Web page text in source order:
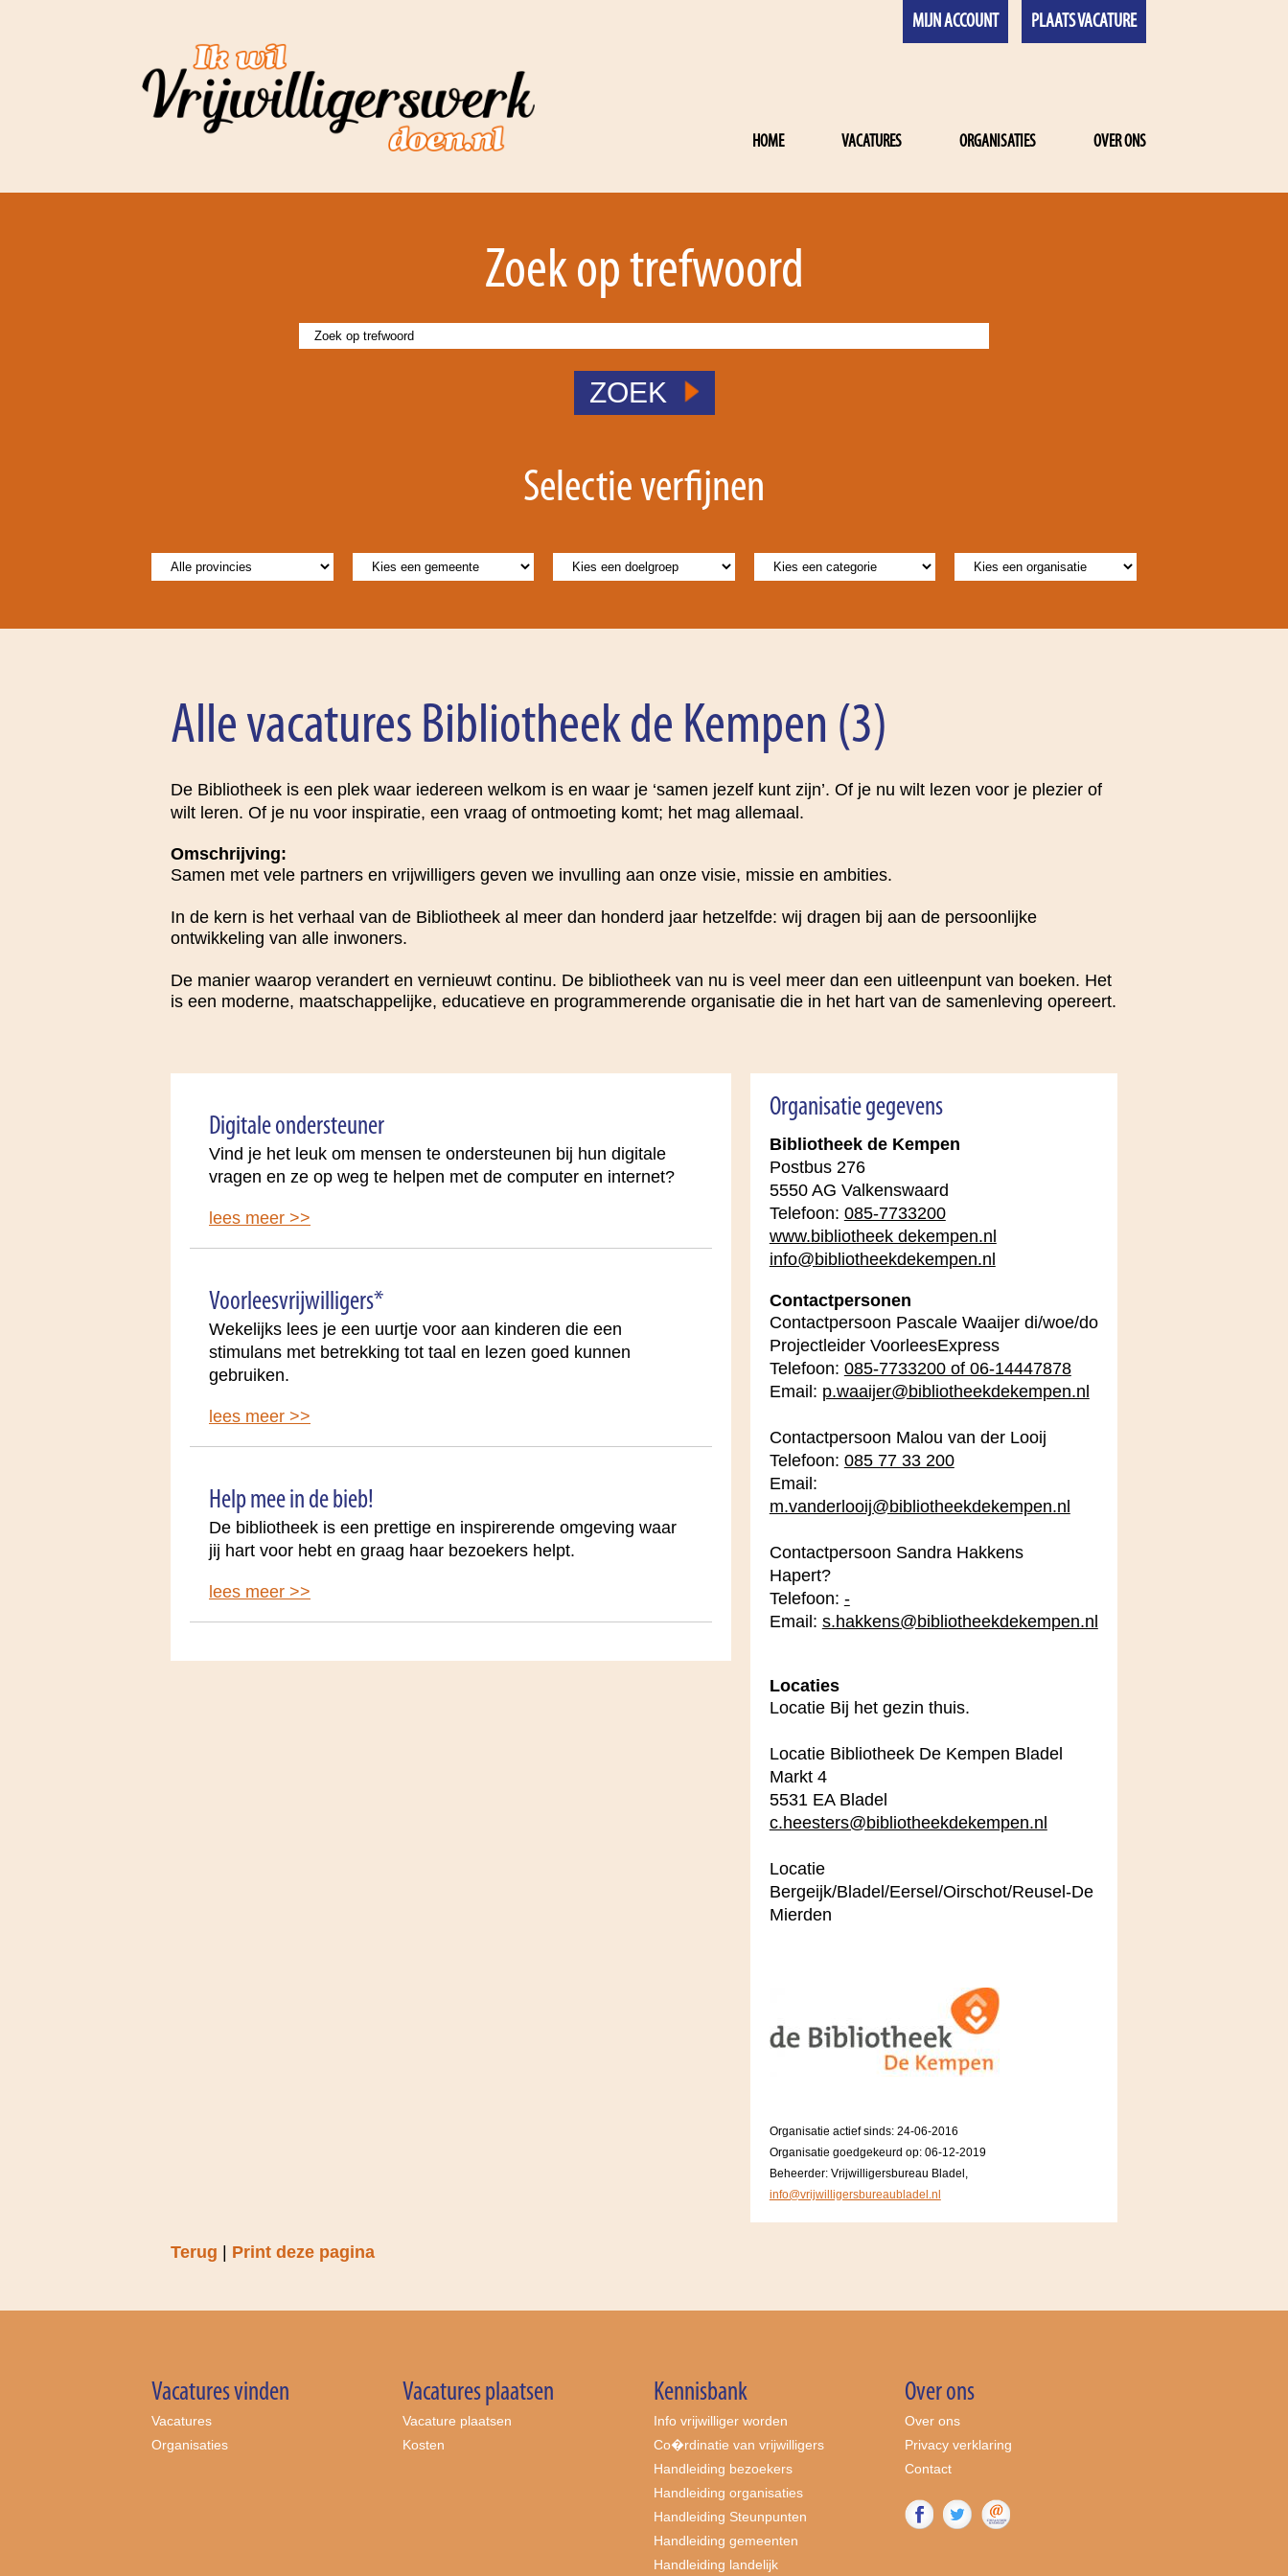
PLAATS VACATURE
MIJN ACCOUNT
HOME VACATURES ORGANISATIES OVER ONS
Zoek op trefwoord
ZOEK
Selectie verfijnen
Alle vacatures Bibliotheek de Kempen (3)
De Bibliotheek is een plek waar iedereen welkom is en waar je ‘samen jezelf kunt zijn’. Of je nu wilt lezen voor je plezier of
wilt leren. Of je nu voor inspiratie, een vraag of ontmoeting komt; het mag allemaal.
Omschrijving:
Samen met vele partners en vrijwilligers geven we invulling aan onze visie, missie en ambities.
In de kern is het verhaal van de Bibliotheek al meer dan honderd jaar hetzelfde: wij dragen bij aan de persoonlijke
ontwikkeling van alle inwoners.
De manier waarop verandert en vernieuwt continu. De bibliotheek van nu is veel meer dan een uitleenpunt van boeken. Het
is een moderne, maatschappelijke, educatieve en programmerende organisatie die in het hart van de samenleving opereert.
Digitale ondersteuner
Vind je het leuk om mensen te ondersteunen bij hun digitale
vragen en ze op weg te helpen met de computer en internet?
lees meer >>
Voorleesvrijwilligers*
Wekelijks lees je een uurtje voor aan kinderen die een
stimulans met betrekking tot taal en lezen goed kunnen
gebruiken.
lees meer >>
Help mee in de bieb!
De bibliotheek is een prettige en inspirerende omgeving waar
jij hart voor hebt en graag haar bezoekers helpt.
lees meer >>
Organisatie gegevens
Bibliotheek de Kempen
Postbus 276
5550 AG Valkenswaard
Telefoon: 085-7733200
www.bibliotheek dekempen.nl
info@bibliotheekdekempen.nl
Contactpersonen
Contactpersoon Pascale Waaijer di/woe/do
Projectleider VoorleesExpress
Telefoon: 085-7733200 of 06-14447878
Email: p.waaijer@bibliotheekdekempen.nl
Contactpersoon Malou van der Looij
Telefoon: 085 77 33 200
Email:
m.vanderlooij@bibliotheekdekempen.nl
Contactpersoon Sandra Hakkens
Hapert?
Telefoon: -
Email: s.hakkens@bibliotheekdekempen.nl
Locaties
Locatie Bij het gezin thuis.
Locatie Bibliotheek De Kempen Bladel
Markt 4
5531 EA Bladel
c.heesters@bibliotheekdekempen.nl
Locatie
Bergeijk/Bladel/Eersel/Oirschot/Reusel-De
Mierden
Organisatie actief sinds: 24-06-2016
Organisatie goedgekeurd op: 06-12-2019
Beheerder: Vrijwilligersbureau Bladel,
info@vrijwilligersbureaubladel.nl
Terug Print deze pagina
Vacatures vinden
Vacatures
Organisaties
Vacatures plaatsen
Vacature plaatsen
Kosten
Kennisbank
Info vrijwilliger worden
Co�rdinatie van vrijwilligers
Handleiding bezoekers
Handleiding organisaties
Handleiding Steunpunten
Handleiding gemeenten
Handleiding landelijk
Over ons
Over ons
Privacy verklaring
Contact